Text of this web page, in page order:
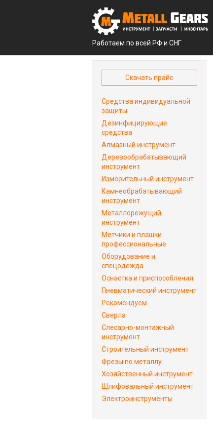
Работаем по всей РФ и СНГ
Скачать прайс
Средства индивидуальной
защиты
Дезинфицирующие
средства
Алмазный инструмент
Деревообрабатывающий
инструмент
Измерительный инструмент
Камнеобрабатывающий
инструмент
Металлорежущий
инструмент
Метчики и плашки
профессиональные
Оборудование и
спецодежда
Оснастка и приспособления
Пневматический инструмент
Рекомендуем
Сверла
Слесарно-монтажный
инструмент
Строительный инструмент
Фрезы по металлу
Хозяйственный инструмент
Шлифовальный инструмент
Электроинструменты